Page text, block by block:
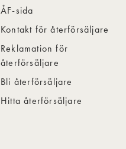
ÅF-sida
Kontakt för återförsäljare
Reklamation för
återförsäljare
Bli återförsäljare
Hitta återförsäljare